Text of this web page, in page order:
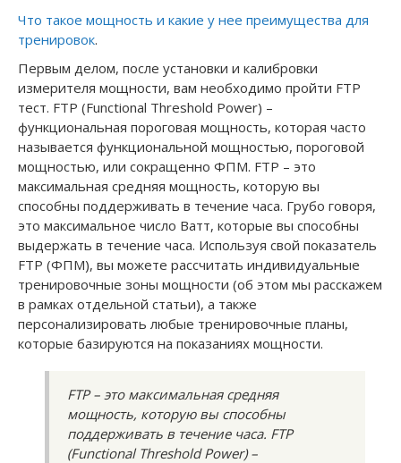
Что такое мощность и какие у нее преимущества для
тренировок.
Первым делом, после установки и калибровки
измерителя мощности, вам необходимо пройти FTP
тест. FTP (Functional Threshold Power) –
функциональная пороговая мощность, которая часто
называется функциональной мощностью, пороговой
мощностью, или сокращенно ФПМ. FTP – это
максимальная средняя мощность, которую вы
способны поддерживать в течение часа. Грубо говоря,
это максимальное число Ватт, которые вы способны
выдержать в течение часа. Используя свой показатель
FTP (ФПМ), вы можете рассчитать индивидуальные
тренировочные зоны мощности (об этом мы расскажем
в рамках отдельной статьи), а также
персонализировать любые тренировочные планы,
которые базируются на показаниях мощности.
FTP – это максимальная средняя
мощность, которую вы способны
поддерживать в течение часа. FTP
(Functional Threshold Power) –